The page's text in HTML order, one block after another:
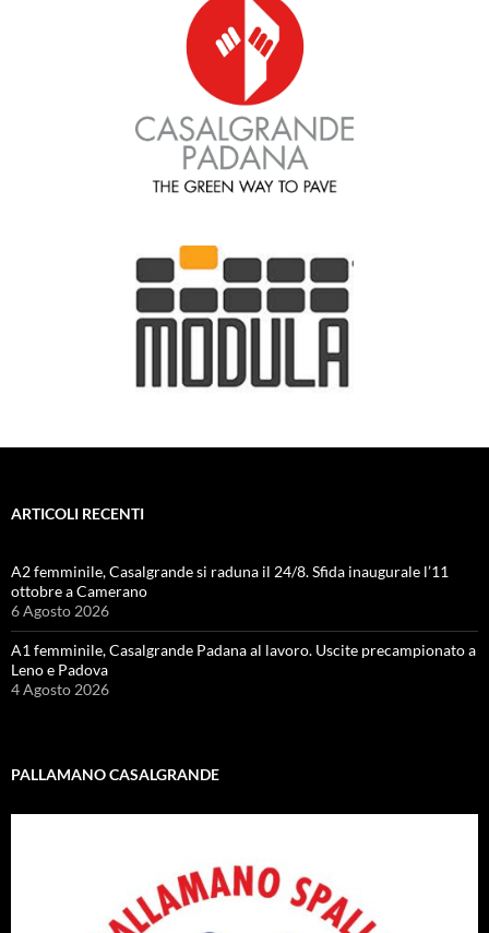
ARTICOLI RECENTI
A2 femminile, Casalgrande si raduna il 24/8. Sfida inaugurale l’11
ottobre a Camerano
6 Agosto 2026
A1 femminile, Casalgrande Padana al lavoro. Uscite precampionato a
Leno e Padova
4 Agosto 2026
PALLAMANO CASALGRANDE